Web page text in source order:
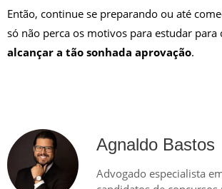
Então, continue se preparando ou até
só não perca os motivos para estudar para
alcançar a tão sonhada aprovação.
Agnaldo Bastos
Advogado especialista